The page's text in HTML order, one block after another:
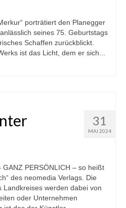
porträtiert den Planegger
seines 75. Geburtstags
Schaffen zurückblickt.
ist das Licht, dem er sich...
31
MAI 2024
GANZ PERSÖNLICH – so heißt
des neomedia Verlags. Die
Landkreises werden dabei von
oder Unternehmen